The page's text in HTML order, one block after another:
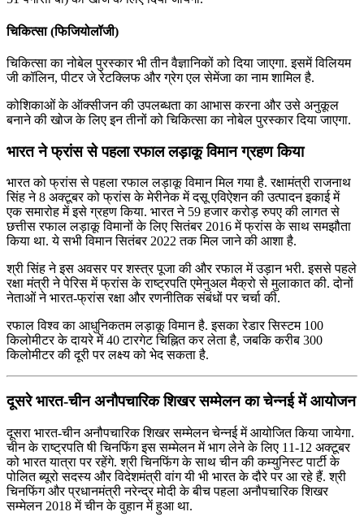
चिकित्सा (फिजियोलॉजी)
चिकित्सा का नोबेल पुरस्कार भी तीन वैज्ञानिकों को दिया जाएगा. इसमें विलियम
जी कॉलिन, पीटर जे रेटक्लिफ और ग्रेग एल सेमेंजा का नाम शामिल है.
कोशिकाओं के ऑक्सीजन की उपलब्धता का आभास करना और उसे अनुकूल
बनाने की खोज के लिए इन तीनों को चिकित्सा का नोबेल पुरस्कार दिया जाएगा.
भारत ने फ्रांस से पहला रफाल लड़ाकू विमान ग्रहण किया
भारत को फ्रांस से पहला रफाल लड़ाकू विमान मिल गया है. रक्षामंत्री राजनाथ
सिंह ने 8 अक्टूबर को फ्रांस के मेरीनेक में दसू एविऐशन की उत्‍पादन इकाई में
एक समारोह में इसे ग्रहण किया. भारत ने 59 हजार करोड़ रुपए की लागत से
छत्तीस रफाल लड़ाकू विमानों के लिए सितंबर 2016 में फ्रांस के साथ समझौता
किया था. ये सभी विमान सितंबर 2022 तक मिल जाने की आशा है.
श्री सिंह ने इस अवसर पर शस्‍त्र पूजा की और रफाल में उड़ान भरी. इससे पहले
रक्षा मंत्री ने पेरिस में फ्रांस के राष्‍ट्रपति एमेनुअल मैक्रो से मुलाकात की. दोनों
नेताओं ने भारत-फ्रांस रक्षा और रणनीतिक संबंधों पर चर्चा की.
रफाल विश्व का आधुनिकतम लड़ाकू विमान है. इसका रेडार सिस्टम 100
किलोमीटर के दायरे में 40 टारगेट चिह्नित कर लेता है, जबकि करीब 300
किलोमीटर की दूरी पर लक्ष्य को भेद सकता है.
दूसरे भारत-चीन अनौपचारिक शिखर सम्‍मेलन का चेन्‍नई में आयोजन
दूसरा भारत-चीन अनौपचारिक शिखर सम्‍मेलन चेन्‍नई में आयोजित किया जायेगा.
चीन के राष्‍ट्रपति षी चिनफिंग इस सम्‍मेलन में भाग लेने के लिए 11-12 अक्टूबर
को भारत यात्रा पर रहेंगे. श्री चिनफिंग के साथ चीन की कम्‍युनिस्‍ट पार्टी के
पोलित ब्‍यूरो सदस्‍य और विदेशमंत्री वांग यी भी भारत के दौरे पर आ रहे हैं. श्री
चिनफिंग और प्रधानमंत्री नरेन्‍द्र मोदी के बीच पहला अनौपचारिक शिखर
सम्‍मेलन 2018 में चीन के वुहान में हुआ था.